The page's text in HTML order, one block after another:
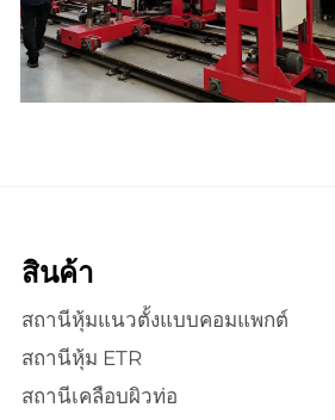
สินค้า
สถานีหุ้มแนวตั้งแบบคอมแพกต์
สถานีหุ้ม ETR
สถานีเคลือบผิวท่อ